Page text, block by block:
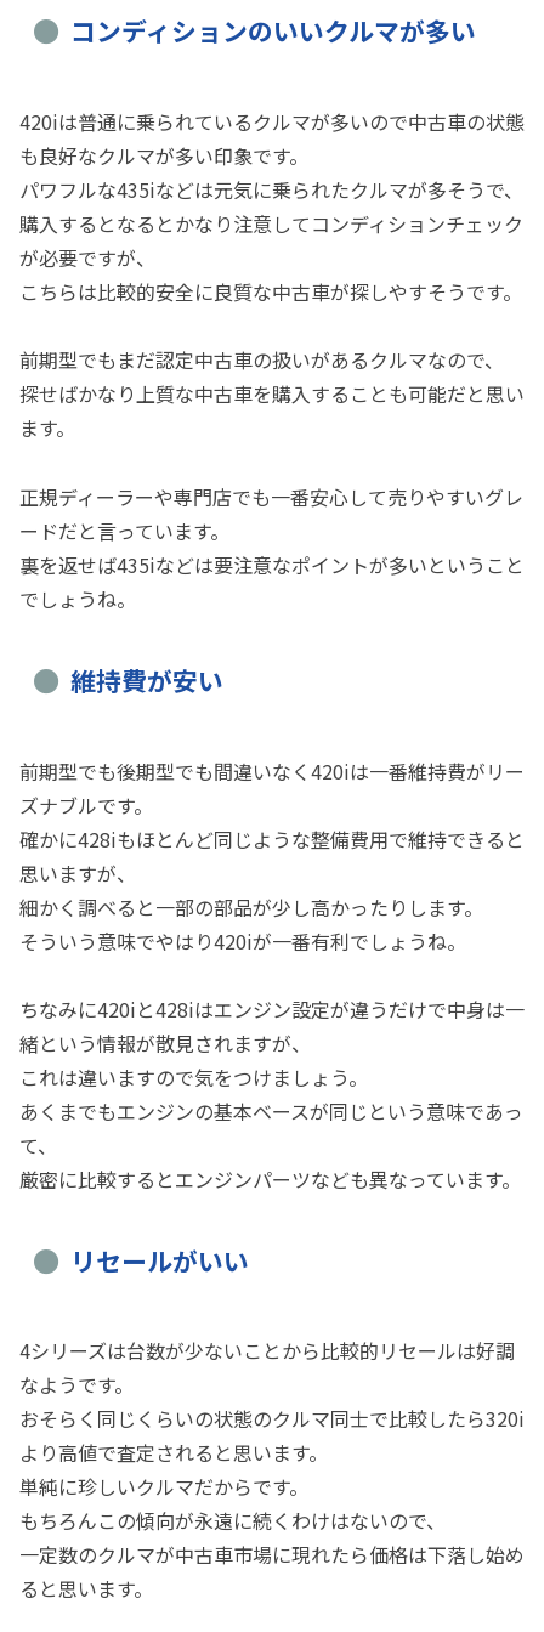
コンディションのいいクルマが多い
420iは普通に乗られているクルマが多いので中古車の状態
も良好なクルマが多い印象です。
パワフルな435iなどは元気に乗られたクルマが多そうで、
購入するとなるとかなり注意してコンディションチェック
が必要ですが、
こちらは比較的安全に良質な中古車が探しやすそうです。
前期型でもまだ認定中古車の扱いがあるクルマなので、
探せばかなり上質な中古車を購入することも可能だと思い
ます。
正規ディーラーや専門店でも一番安心して売りやすいグレ
ードだと言っています。
裏を返せば435iなどは要注意なポイントが多いということ
でしょうね。
維持費が安い
前期型でも後期型でも間違いなく420iは一番維持費がリー
ズナブルです。
確かに428iもほとんど同じような整備費用で維持できると
思いますが、
細かく調べると一部の部品が少し高かったりします。
そういう意味でやはり420iが一番有利でしょうね。
ちなみに420iと428iはエンジン設定が違うだけで中身は一
緒という情報が散見されますが、
これは違いますので気をつけましょう。
あくまでもエンジンの基本ベースが同じという意味であっ
て、
厳密に比較するとエンジンパーツなども異なっています。
リセールがいい
4シリーズは台数が少ないことから比較的リセールは好調
なようです。
おそらく同じくらいの状態のクルマ同士で比較したら320i
より高値で査定されると思います。
単純に珍しいクルマだからです。
もちろんこの傾向が永遠に続くわけはないので、
一定数のクルマが中古車市場に現れたら価格は下落し始め
ると思います。